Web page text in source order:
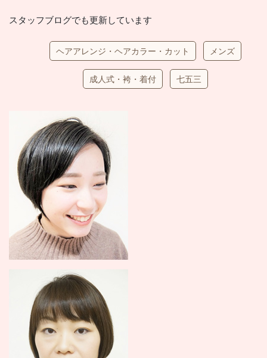
スタッフブログでも更新しています
ヘアアレンジ・ヘアカラー・カット メンズ
成人式・袴・着付 七五三